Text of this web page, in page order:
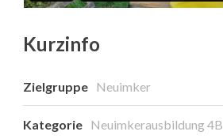
Kurzinfo
Zielgruppe Neuimker
Kategorie Neuimkerausbildung 4B